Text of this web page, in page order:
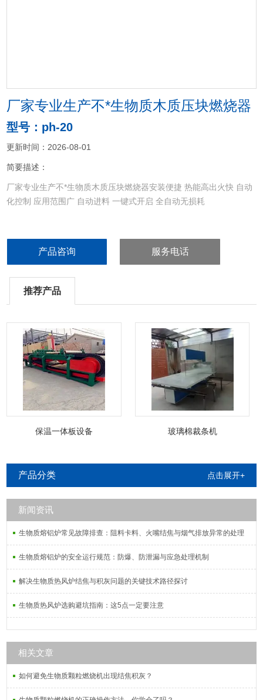
厂家专业生产不*生物质木质压块燃烧器
型号：ph-20
更新时间：2026-08-01
简要描述：
厂家专业生产不*生物质木质压块燃烧器安装便捷 热能高出火快 自动
化控制 应用范围广 自动进料 一键式开启 全自动无损耗
产品咨询 服务电话
推荐产品
保温一体板设备 玻璃棉裁条机
产品分类 点击展开+
新闻资讯
生物质熔铝炉常见故障排查：阻料卡料、火嘴结焦与烟气排放异常的处理
生物质熔铝炉的安全运行规范：防爆、防泄漏与应急处理机制
解决生物质热风炉结焦与积灰问题的关键技术路径探讨
生物质热风炉选购避坑指南：这5点一定要注意
相关文章
如何避免生物质颗粒燃烧机出现结焦积灰？